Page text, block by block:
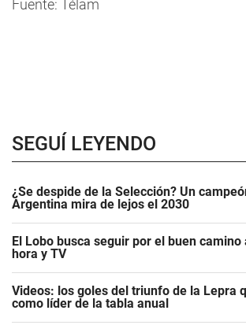
Fuente: Télam
SEGUÍ LEYENDO
¿Se despide de la Selección? Un
Argentina mira de lejos el 2030
El Lobo busca seguir por el buen
hora y TV
Videos: los goles del triunfo de la Lepra
como líder de la tabla anual